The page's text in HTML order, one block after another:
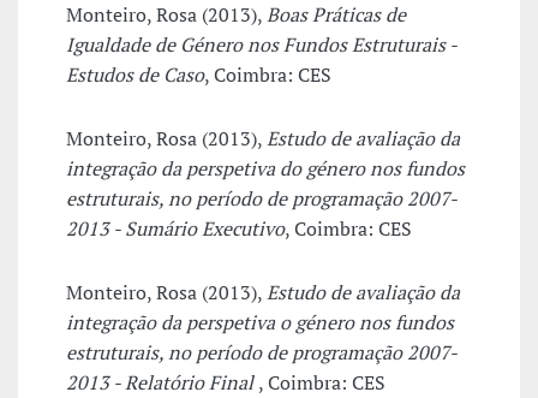
Monteiro, Rosa (2013),Boas Práticas de
Igualdade de Género nos Fundos Estruturais -
Estudos de Caso, Coimbra: CES
Monteiro, Rosa (2013),Estudo de avaliação da
integração da perspetiva do género nos fundos
estruturais, no período de programação 2007-
2013 - Sumário Executivo, Coimbra: CES
Monteiro, Rosa (2013),Estudo de avaliação da
integração da perspetiva o género nos fundos
estruturais, no período de programação 2007-
2013 - Relatório Final, Coimbra: CES